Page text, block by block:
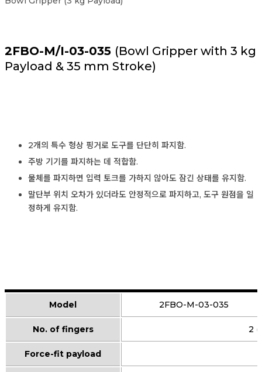
2FBO-M/I-03-035 (Bowl Gripper with 3 kg
Payload & 35 mm Stroke)
2개의 특수 형상 핑거로 도구를 단단히 파지함.
주방 기기를 파지하는 데 적합함.
물체를 파지하면 입력 토크를 가하지 않아도 잠긴 상태를 유지함.
말단부 위치 오차가 있더라도 안정적으로 파지하고, 도구 원점을 일
정하게 유지함.
Model 2FBO-M-03-035
No. of fingers 2
Force-fit payload